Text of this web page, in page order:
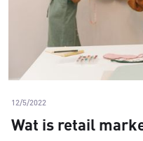
12/5/2022
Wat is retail